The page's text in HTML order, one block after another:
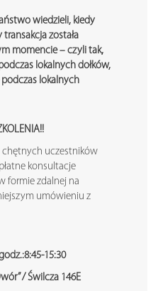
wiedzieli, kiedy
została
momencie – czyli tak,
lokalnych dołków,
podczas lokalnych
chętnych uczestników
konsultacje
formie zdalnej na
umówieniu z
15:30
/ Świlcza 146E